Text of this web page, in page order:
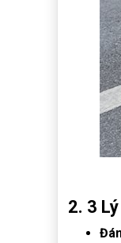
2. 3